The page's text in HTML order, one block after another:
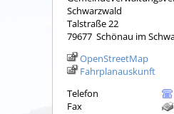
Schwarzwald
Talstraße 22
79677 Schönau im
OpenStreetMap
Fahrplanauskunft
Telefon
Fax